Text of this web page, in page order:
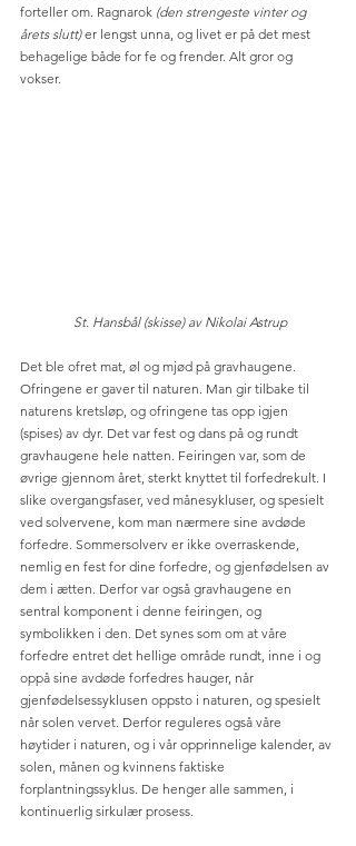
forteller om. Ragnarok (den strengeste vinter og
årets slutt) er lengst unna, og livet er på det mest
behagelige både for fe og frender. Alt gror og
vokser.
St. Hansbål (skisse) av Nikolai Astrup
Det ble ofret mat, øl og mjød på gravhaugene.
Ofringene er gaver til naturen. Man gir tilbake til
naturens kretsløp, og ofringene tas opp igjen
(spises) av dyr. Det var fest og dans på og rundt
gravhaugene hele natten. Feiringen var, som de
øvrige gjennom året, sterkt knyttet til forfedrekult. I
slike overgangsfaser, ved månesykluser, og spesielt
ved solvervene, kom man nærmere sine avdøde
forfedre. Sommersolverv er ikke overraskende,
nemlig en fest for dine forfedre, og gjenfødelsen av
dem i ætten. Derfor var også gravhaugene en
sentral komponent i denne feiringen, og
symbolikken i den. Det synes som om at våre
forfedre entret det hellige område rundt, inne i og
oppå sine avdøde forfedres hauger, når
gjenfødelsessyklusen oppsto i naturen, og spesielt
når solen vervet. Derfor reguleres også våre
høytider i naturen, og i vår opprinnelige kalender, av
solen, månen og kvinnens faktiske
forplantningssyklus. De henger alle sammen, i
kontinuerlig sirkulær prosess.